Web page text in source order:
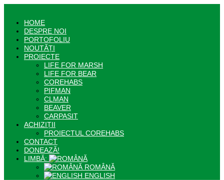
HOME
DESPRE NOI
PORTOFOLIU
NOUTĂȚI
PROIECTE
LIFE FOR MARSH
LIFE FOR BEAR
COREHABS
PIFMAN
CLMAN
BEAVER
CARPASIT
ACHIZIȚII
PROIECTUL COREHABS
CONTACT
DONEAZĂ!
LIMBĂ:
ROMÂNĂ
ENGLISH